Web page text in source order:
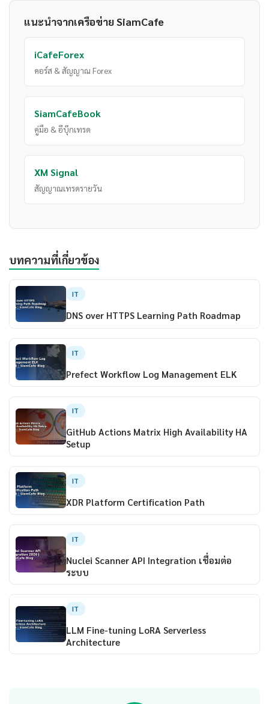
แนะนำจากเครือข่าย SiamCafe
iCafeForex
คอร์ส & สัญญาณ Forex
SiamCafeBook
คู่มือ & อีบุ๊กเทรด
XM Signal
สัญญาณเทรดรายวัน
บทความที่เกี่ยวข้อง
IT
DNS over HTTPS Learning Path Roadmap
IT
Prefect Workflow Log Management ELK
IT
GitHub Actions Matrix High Availability HA
Setup
IT
XDR Platform Certification Path
IT
Nuclei Scanner API Integration เชื่อมต่อ
ระบบ
IT
LLM Fine-tuning LoRA Serverless
Architecture